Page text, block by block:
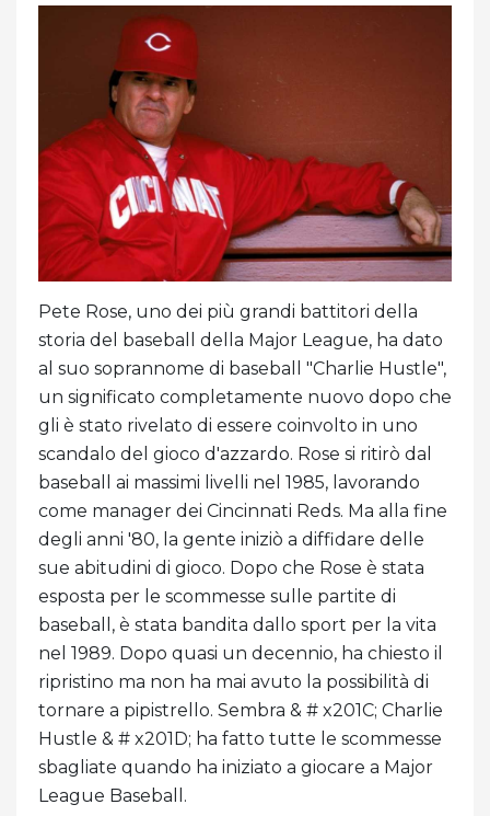
Pete Rose, uno dei più grandi battitori della
storia del baseball della Major League, ha dato
al suo soprannome di baseball "Charlie Hustle",
un significato completamente nuovo dopo che
gli è stato rivelato di essere coinvolto in uno
scandalo del gioco d'azzardo. Rose si ritirò dal
baseball ai massimi livelli nel 1985, lavorando
come manager dei Cincinnati Reds. Ma alla fine
degli anni '80, la gente iniziò a diffidare delle
sue abitudini di gioco. Dopo che Rose è stata
esposta per le scommesse sulle partite di
baseball, è stata bandita dallo sport per la vita
nel 1989. Dopo quasi un decennio, ha chiesto il
ripristino ma non ha mai avuto la possibilità di
tornare a pipistrello. Sembra & # x201C; Charlie
Hustle & # x201D; ha fatto tutte le scommesse
sbagliate quando ha iniziato a giocare a Major
League Baseball.